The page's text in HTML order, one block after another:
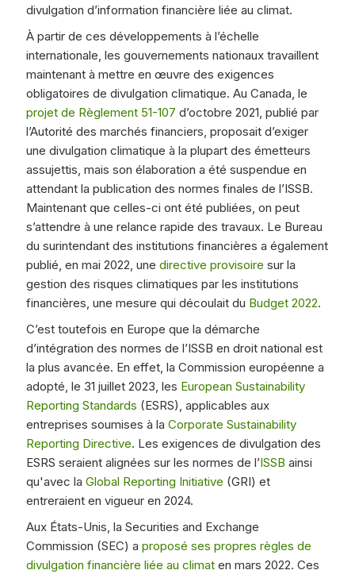
divulgation d’information financière liée au climat.
À partir de ces développements à l’échelle
internationale, les gouvernements nationaux travaillent
maintenant à mettre en œuvre des exigences
obligatoires de divulgation climatique. Au Canada, le
projet de Règlement 51-107 d’octobre 2021, publié par
l’Autorité des marchés financiers, proposait d’exiger
une divulgation climatique à la plupart des émetteurs
assujettis, mais son élaboration a été suspendue en
attendant la publication des normes finales de l’ISSB.
Maintenant que celles-ci ont été publiées, on peut
s’attendre à une relance rapide des travaux. Le Bureau
du surintendant des institutions financières a également
publié, en mai 2022, une directive provisoire sur la
gestion des risques climatiques par les institutions
financières, une mesure qui découlait du Budget 2022.
C’est toutefois en Europe que la démarche
d’intégration des normes de l’ISSB en droit national est
la plus avancée. En effet, la Commission européenne a
adopté, le 31 juillet 2023, les European Sustainability
Reporting Standards (ESRS), applicables aux
entreprises soumises à la Corporate Sustainability
Reporting Directive. Les exigences de divulgation des
ESRS seraient alignées sur les normes de l’ISSB ainsi
qu'avec la Global Reporting Initiative (GRI) et
entreraient en vigueur en 2024.
Aux États-Unis, la Securities and Exchange
Commission (SEC) a proposé ses propres règles de
divulgation financière liée au climaten mars 2022. Ces